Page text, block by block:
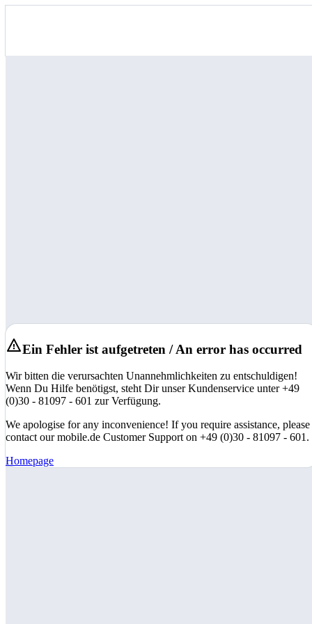
Ein Fehler ist aufgetreten / An error has occurred
Wir bitten die verursachten Unannehmlichkeiten zu entschuldigen!
Wenn Du Hilfe benötigst, steht Dir unser Kundenservice unter +49
(0)30 - 81097 - 601 zur Verfügung.
We apologise for any inconvenience! If you require assistance, please
contact our mobile.de Customer Support on +49 (0)30 - 81097 - 601.
Homepage